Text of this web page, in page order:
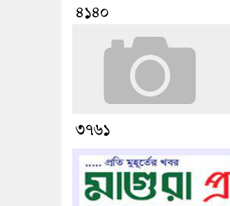
৪১৪০
৩৭৬১